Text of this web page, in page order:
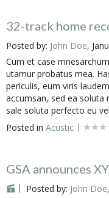
32-track home
Posted by: John Doe,
Cum et case
utamur probatus mea.
periculis, eum viris
accumsan, sed ea soluta
sale soluta perfecto eu
Posted in Acustic
GSA announces
Posted by: John Doe